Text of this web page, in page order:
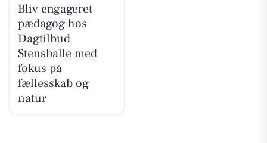
Bliv engageret
pædagog hos
Dagtilbud
Stensballe med
fokus på
fællesskab og
natur